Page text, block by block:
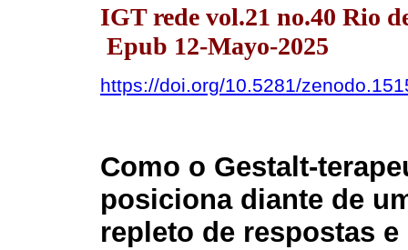
IGT rede vol.21 no.40 Rio
Epub 12-Mayo-2025
https://doi.org/10.5281/
Como o Gestalt-
posiciona diante de
repleto de respostas e